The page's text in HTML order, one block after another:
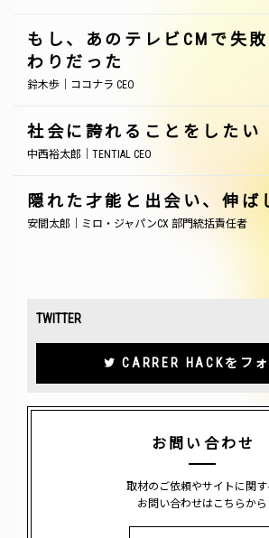
もし、あのテレビCMで失
わりだった
鈴木歩｜ココナラ CEO
社会に誇れることをしたい
中西裕太郎｜TENTIAL CEO
隠れた才能と出会い、伸ば
安間太郎｜ミロ・ジャパンCX 部門統括責任者
TWITTER
CARRER HACKをフ
お問い合わせ
取材のご依頼やサイトに関す
お問い合わせはこちらから